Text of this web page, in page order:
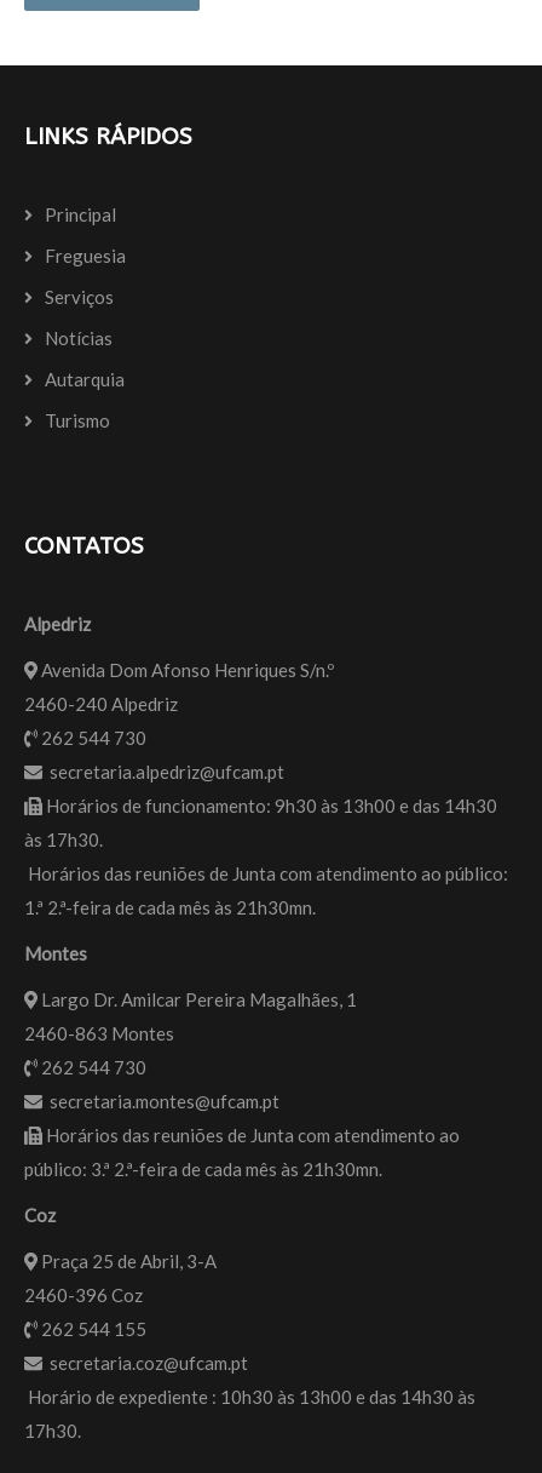
LINKS RÁPIDOS
Principal
Freguesia
Serviços
Notícias
Autarquia
Turismo
CONTATOS
Alpedriz
Avenida Dom Afonso Henriques S/n.º
2460-240 Alpedriz
262 544 730
secretaria.alpedriz@ufcam.pt
Horários de funcionamento: 9h30 às 13h00 e das 14h30
às 17h30.
Horários das reuniões de Junta com atendimento ao público:
1.ª 2.ª-feira de cada mês às 21h30mn.
Montes
Largo Dr. Amilcar Pereira Magalhães, 1
2460-863 Montes
262 544 730
secretaria.montes@ufcam.pt
Horários das reuniões de Junta com atendimento ao
público: 3.ª 2.ª-feira de cada mês às 21h30mn.
Coz
Praça 25 de Abril, 3-A
2460-396 Coz
262 544 155
secretaria.coz@ufcam.pt
Horário de expediente : 10h30 às 13h00 e das 14h30 às
17h30.